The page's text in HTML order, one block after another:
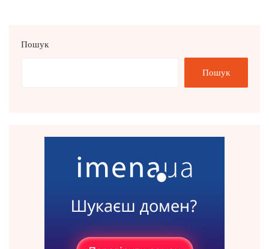
Пошук
Пошук